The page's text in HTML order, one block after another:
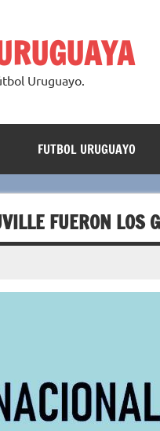
Uruguayo.
FUTBOL URUGUAYO
FUERON LOS